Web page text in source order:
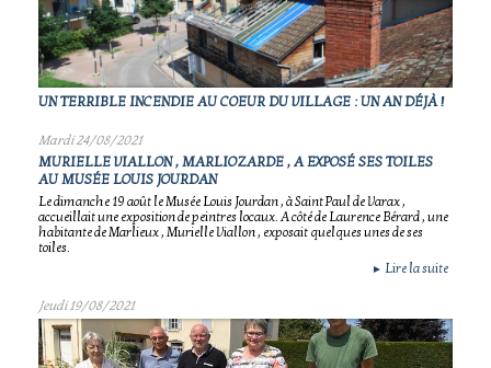
UN TERRIBLE INCENDIE AU COEUR DU VILLAGE : UN AN DÉJÀ !
Mardi 24/08/2021
MURIELLE VIALLON , MARLIOZARDE , A EXPOSÉ SES TOILES
AU MUSÉE LOUIS JOURDAN
Le dimanche 19 août le Musée Louis Jourdan , à Saint Paul de Varax ,
accueillait une exposition de peintres locaux. A côté de Laurence Bérard , une
habitante de Marlieux , Murielle Viallon , exposait quelques unes de ses
toiles.
► Lire la suite
Jeudi 19/08/2021